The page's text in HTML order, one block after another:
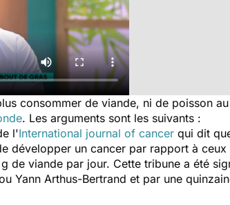
consommer de viande, ni de poisson
. Les arguments sont les suivants :
l'International journal of cancer qui dit
développer un cancer par rapport à
de viande par jour. Cette tribune a été
Yann Arthus-Bertrand et par une